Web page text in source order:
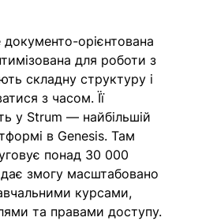
орієнтована
для роботи з
складну структуру і
з часом. Її
у Strum — найбільшій
в Genesis. Там
понад 30 000
дає змогу масштабовано
курсами,
та правами доступу.